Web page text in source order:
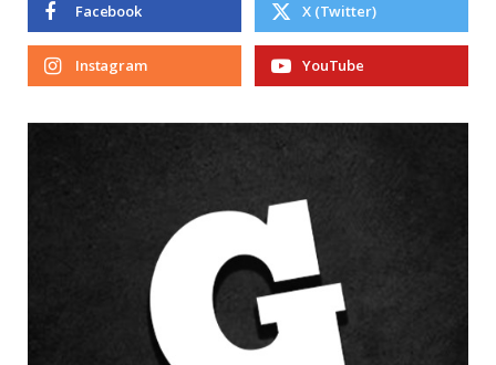
Facebook X (Twitter)
Instagram YouTube